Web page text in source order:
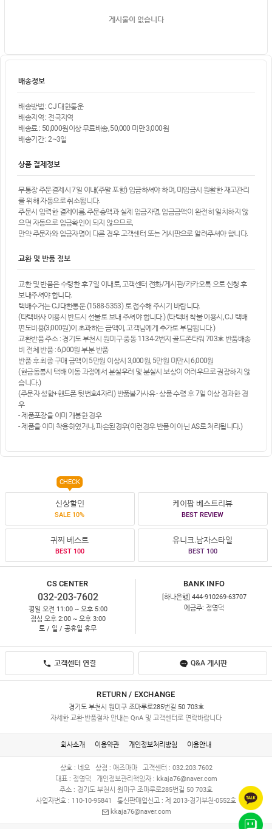
게시물이 없습니다
배송정보
배송방법 : CJ 대한통운
배송지역 : 전국지역
배송료 : 50,000원이상 무료배송, 50,000 미만 3,000원
배송기간 : 2~3일
상품 결제정보
무통장 주문결제시 7일 이내(주말 포함) 입금하셔야 하며, 미입금시 원활한 재고관리
를 위해 자동으로 취소됩니다.
주문시 입력한 결제이름, 주문총액과 실제 입금자명, 입금금액이 완전히 일치하지 않
으면 자동으로 입금확인이 되지 않으므로,
만약 주문자와 입금자명이 다른 경우 고객센터 또는 게시판으로 알려주셔야 합니다.
교환 및 반품 정보
교환 및 반품은 수령한 후 7일 이내로, 고객센터 전화/게시판/카카오톡 으로 신청 후
보내주셔야 합니다.
택배수거는 CJ대한통운 (1588-5353) 로 접수해 주시기 바랍니다.
(타택배사 이용시 반드시 선불로 보내 주셔야 합니다.) (타택배 착불 이용시, CJ 택배
편도비용(3,000원)이 초과하는 금액이, 고객님에게 추가로 부담됩니다.)
교환반품 주소 : 경기도 부천시 원미구 중동 1134-2번지 골드존타워 703호 반품배송
비 전체 반품 : 6,000원 부분 반품
반품 후 최종 구매 금액이 5만원 이상시 3,000원, 5만원 미만시 6,000원
(현금동봉시 택배 이동 과정에서 분실우려 및 분실시 보상이 어려우므로 권장하지 않
습니다.)
(주문자 성함+핸드폰 뒷번호4자리) 반품불가사유 - 상품 수령 후 7일 이상 경과한 경
우
- 제품포장을 이미 개봉한 경우
- 제품을 이미 착용하였거나, 파손된경우(이런경우 반품이 아닌 AS로 처리됩니다.)
신상할인
SALE 10%
CHECK
케이팝 베스트리뷰
BEST REVIEW
귀찌 베스트
BEST 100
유니크.남자스타일
BEST 100
CS CENTER
032-203-7602
평일 오전 11:00 ~ 오후 5:00
점심 오후 2:00 ~ 오후 3:00
토 / 일 / 공휴일 휴무
BANK INFO
[하나은행] 444-910269-63707
예금주: 정영덕
고객센터 연결 Q&A 게시판
RETURN / EXCHANGE
경기도 부천시 원미구 조마루로285번길 50 703호
자세한 교환·반품절차 안내는 QnA 및 고객센터로 연락바랍니다
회사소개 이용약관 개인정보처리방침 이용안내
상호 : 네오 상점 : 애즈마마
고객센터 : 032.203.7602
대표 : 정영덕
개인정보관리책임자 : kkaja76@naver.com
주소 : 경기도 부천시 원미구 조마루로285번길 50 703호
사업자번호 : 110-10-95841
통신판매업신고 : 제 2013-경기부천-0552호
kkaja76@naver.com